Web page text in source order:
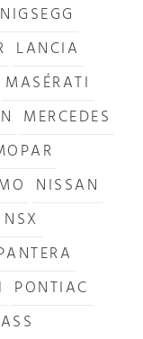
LANCIA
MASÉRATI
MERCEDES
NISSAN
NSX
PONTIAC